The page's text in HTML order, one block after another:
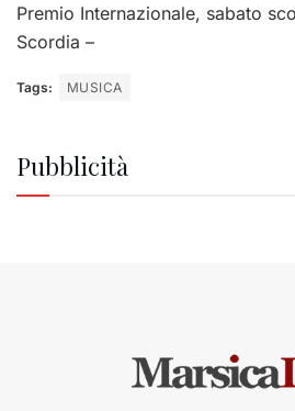
Premio Internazionale, sabato
Scordia –
Tags: MUSICA
Pubblicità